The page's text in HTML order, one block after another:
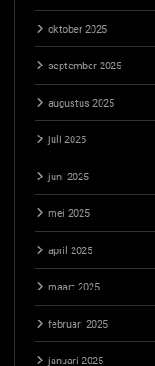
oktober 2025
september 2025
augustus 2025
juli 2025
juni 2025
mei 2025
april 2025
maart 2025
februari 2025
januari 2025